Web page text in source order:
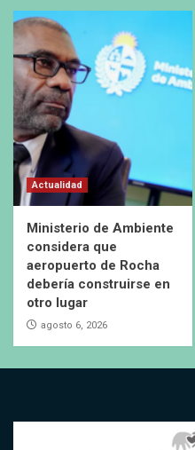
Actualidad
Ministerio de Ambiente
considera que
aeropuerto de Rocha
debería construirse en
otro lugar
agosto 6, 2026